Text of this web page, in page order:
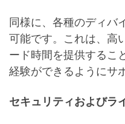
同様に、各種のディバ
可能です。これは、高
ード時間を提供するこ
経験ができるようにサ
セキュリティおよびラ